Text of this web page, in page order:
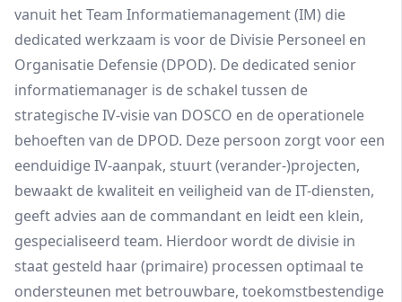
vanuit het Team Informatiemanagement (IM) die
dedicated werkzaam is voor de Divisie Personeel en
Organisatie Defensie (DPOD). De dedicated senior
informatiemanager is de schakel tussen de
strategische IV-visie van DOSCO en de operationele
behoeften van de DPOD. Deze persoon zorgt voor een
eenduidige IV-aanpak, stuurt (verander-)projecten,
bewaakt de kwaliteit en veiligheid van de IT-diensten,
geeft advies aan de commandant en leidt een klein,
gespecialiseerd team. Hierdoor wordt de divisie in
staat gesteld haar (primaire) processen optimaal te
ondersteunen met betrouwbare, toekomstbestendige